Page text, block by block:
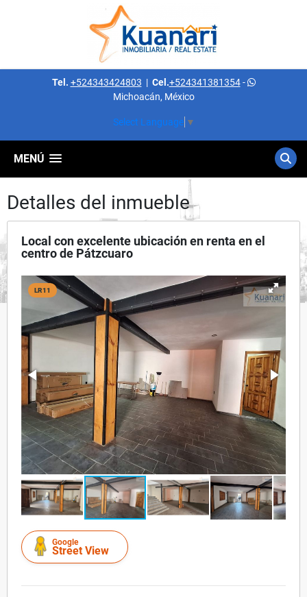
Tel. +524343424803 | Cel.+524341381354-
Michoacán, México
Select Language ▼
MENÚ
Detalles del inmueble
Local con excelente ubicación en renta en el
centro de Pátzcuaro
LR11
Google
Street View